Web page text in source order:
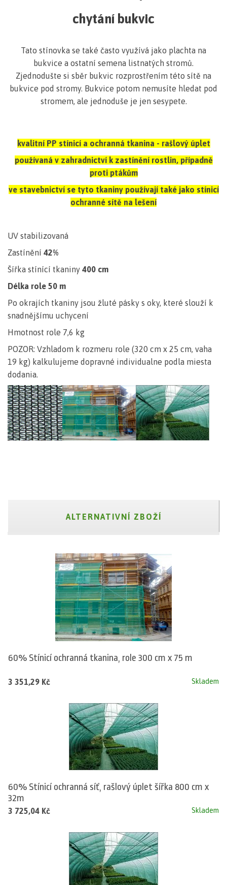
chytání bukvic
Tato stínovka se také často využívá jako plachta na
bukvice a ostatní semena listnatých stromů.
Zjednodušte si sběr bukvic rozprostřením této sítě na
bukvice pod stromy. Bukvice potom nemusíte hledat pod
stromem, ale jednoduše je jen sesypete.
kvalitní PP stínicí a ochranná tkanina - rašlový úplet
používaná v zahradnictví k zastínění rostlin, případně
proti ptákům
ve stavebnictví se tyto tkaniny používají také jako stínicí
ochranné sítě na lešení
UV stabilizovaná
Zastínění 42%
Šířka stínící tkaniny 400 cm
Délka role 50 m
Po okrajích tkaniny jsou žluté pásky s oky, které slouží k
snadnějšímu uchycení
Hmotnost role 7,6 kg
POZOR: Vzhladom k rozmeru role (320 cm x 25 cm, vaha
19 kg) kalkulujeme dopravné individualne podla miesta
dodania.
ALTERNATIVNÍ ZBOŽÍ
60% Stínicí ochranná tkanina, role 300 cm x 75 m
3 351,29 Kč Skladem
60% Stínicí ochranná síť, rašlový úplet šířka 800 cm x
32m
3 725,04 Kč Skladem